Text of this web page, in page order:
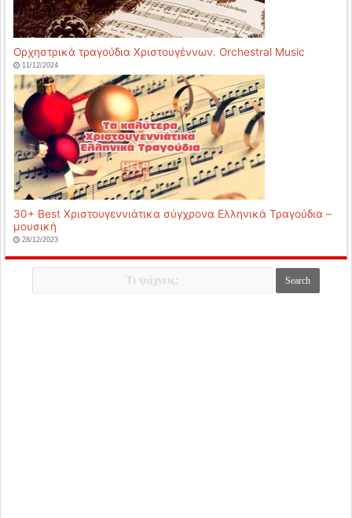
Ορχηστρικά τραγούδια Χριστουγέννων. Orchestral Music
11/12/2024
30+ Best Χριστουγεννιάτικα σύγχρονα Ελληνικά Τραγούδια –
μουσική
28/12/2023